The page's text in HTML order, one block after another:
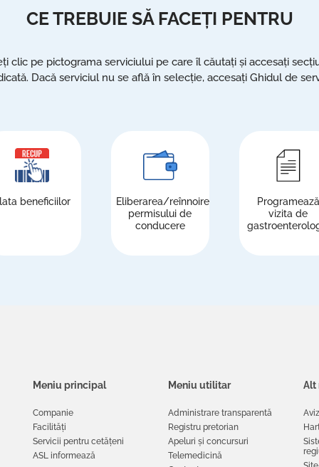
CE TREBUIE SĂ FACEȚI PENTRU
clic pe pictograma serviciului pe care îl căutați și accesați
Dacă serviciul nu se află în selecție, accesați Ghidul de
beneficiilor
Eliberarea/reînnoirea
permisului de
conducere
Programează
vizita de
Meniu principal
Companie
Facilități
Servicii pentru cetățeni
ASL informează
Meniu utilitar
Administrare transparentă
Registru pretorian
Apeluri și concursuri
Telemedicină
Alt